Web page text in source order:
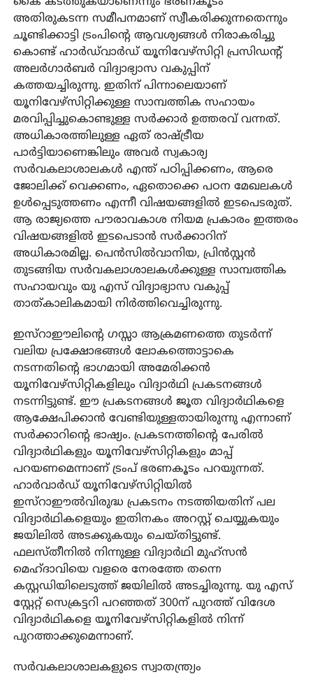
അതിരുകടന്ന സമീപനമാണ് സ്വീകരിക്കുന്നതെന്നും
ചൂണ്ടിക്കാട്ടി ട്രംപിന്റെ ആവശ്യങ്ങള്‍ നിരാകരിച്ചു
കൊണ്ട് ഹാര്‍ഡ്‌വാര്‍ഡ് യൂനിവേഴ്‌സിറ്റി പ്രസിഡന്റ്
അലര്‍ഗാര്‍ബര്‍ വിദ്യാഭ്യാസ വകുപ്പിന്
കത്തയച്ചിരുന്നു. ഇതിന് പിന്നാലെയാണ്
യൂനിവേഴ്‌സിറ്റിക്കുള്ള സാമ്പത്തിക സഹായം
മരവിപ്പിച്ചുകൊണ്ടുള്ള സര്‍ക്കാര്‍ ഉത്തരവ് വന്നത്.
അധികാരത്തിലുള്ള ഏത് രാഷ്ട്രീയ
പാര്‍ട്ടിയാണെങ്കിലും അവര്‍ സ്വകാര്യ
സര്‍വകലാശാലകള്‍ എന്ത് പഠിപ്പിക്കണം, ആരെ
ജോലിക്ക് വെക്കണം, ഏതൊക്കെ പഠന മേഖലകള്‍
ഉള്‍പ്പെടുത്തണം എന്നീ വിഷയങ്ങളില്‍ ഇടപെടരുത്.
ആ രാജ്യത്തെ പൗരാവകാശ നിയമ പ്രകാരം ഇത്തരം
വിഷയങ്ങളില്‍ ഇടപെടാന്‍ സര്‍ക്കാറിന്
അധികാരമില്ല. പെന്‍സില്‍വാനിയ, പ്രിന്‍സ്റ്റന്‍
തുടങ്ങിയ സര്‍വകലാശാലകള്‍ക്കുള്ള സാമ്പത്തിക
സഹായവും യു എസ് വിദ്യാഭ്യാസ വകുപ്പ്
താത്കാലികമായി നിര്‍ത്തിവെച്ചിരുന്നു.
ഇസ്‌റാഈലിന്റെ ഗസ്സാ ആക്രമണത്തെ തുടര്‍ന്ന്
വലിയ പ്രക്ഷോഭങ്ങള്‍ ലോകത്തൊട്ടാകെ
നടന്നതിന്റെ ഭാഗമായി അമേരിക്കന്‍
യൂനിവേഴ്‌സിറ്റികളിലും വിദ്യാര്‍ഥി പ്രകടനങ്ങള്‍
നടന്നിട്ടുണ്ട്. ഈ പ്രകടനങ്ങള്‍ ജൂത വിദ്യാര്‍ഥികളെ
ആക്ഷേപിക്കാന്‍ വേണ്ടിയുള്ളതായിരുന്നു എന്നാണ്
സര്‍ക്കാറിന്റെ ഭാഷ്യം. പ്രകടനത്തിന്റെ പേരില്‍
വിദ്യാര്‍ഥികളും യൂനിവേഴ്‌സിറ്റികളും മാപ്പ്
പറയണമെന്നാണ് ട്രംപ് ഭരണകൂടം പറയുന്നത്.
ഹാര്‍വാര്‍ഡ് യൂനിവേഴ്‌സിറ്റിയില്‍
ഇസ്‌റാഈല്‍വിരുദ്ധ പ്രകടനം നടത്തിയതിന് പല
വിദ്യാര്‍ഥികളെയും ഇതിനകം അറസ്റ്റ് ചെയ്യുകയും
ജയിലില്‍ അടക്കുകയും ചെയ്തിട്ടുണ്ട്.
ഫലസ്തീനില്‍ നിന്നുള്ള വിദ്യാര്‍ഥി മുഹ്‌സന്‍
മെഹ്ദാവിയെ വളരെ നേരത്തേ തന്നെ
കസ്റ്റഡിയിലെടുത്ത് ജയിലില്‍ അടച്ചിരുന്നു. യു എസ്
സ്റ്റേറ്റ് സെക്രട്ടറി പറഞ്ഞത് 300ന് പുറത്ത് വിദേശ
വിദ്യാര്‍ഥികളെ യൂനിവേഴ്‌സിറ്റികളില്‍ നിന്ന്
പുറത്താക്കുമെന്നാണ്.
സര്‍വകലാശാലകളുടെ സ്വാതന്ത്ര്യം